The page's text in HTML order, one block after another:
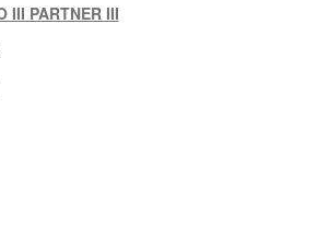
III PARTNER III